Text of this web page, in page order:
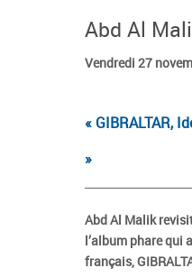
Abd Al
Vendredi 27
« GIBRALTAR,
»
Abd Al Malik
l’album phare qui
français,